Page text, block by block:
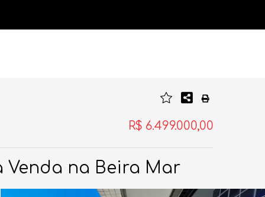
R$ 6.499.000,00
na Beira Mar